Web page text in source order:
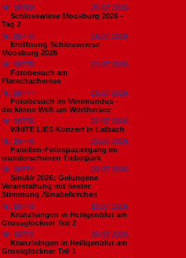
Nr. 18780
25.07.2026
Schlosswiese Moosburg 2026 -
Tag 2
Nr. 18779
24.07.2026
Eröffnung Schlosswiese
Moosburg 2026
Nr. 18778
23.07.2026
Fotobesuch am
Flatschachersee
Nr. 18777
23.07.2026
Fotobesuch im Minimundus -
die kleine Welt am Wörthersee
Nr. 18776
22.07.2026
WHITE LIES Konzert in Laibach
Nr. 18775
20.07.2026
Familien-Fotospaziergang im
wunderschönen Tiebelpark
Nr. 18774
20.07.2026
SiniAir 2026: Gelungene
Veranstaltung mit bester
Stimmung /Sinabelkirchen
Nr. 18773
19.07.2026
Kranzlsingen in Heiligenblut am
Grossglockner Teil 2
Nr. 18772
19.07.2026
Kranzlsingen in Heiligenblut am
Grossglockner Teil 1